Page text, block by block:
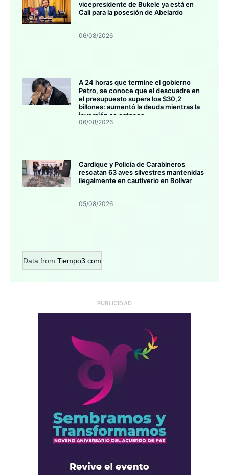
vicepresidente de Bukele ya está en
Cali para la posesión de Abelardo
06/08/2026
A 24 horas que termine el gobierno
Petro, se conoce que el descuadre en
el presupuesto supera los $30,2
billones: aumentó la deuda mientras la
inversión se estanca
06/08/2026
Cardique y Policía de Carabineros
rescatan 63 aves silvestres mantenidas
ilegalmente en cautiverio en Bolívar
05/08/2026
Data from Tiempo3.com
PUBLICIDAD